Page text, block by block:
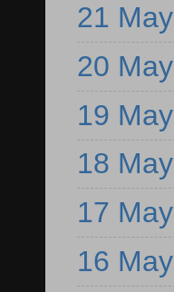
21 May
20 May
19 May
18 May
17 May
16 May